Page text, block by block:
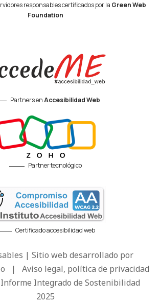
responsables certificados por la Green Web
Foundation
Partners enAccesibilidad Web
Partner tecnológico
Certificado accesibilidad web
| Sitio web desarrollado por
| Aviso legal, política de privacidad
Informe Integrado de Sostenibilidad
2025